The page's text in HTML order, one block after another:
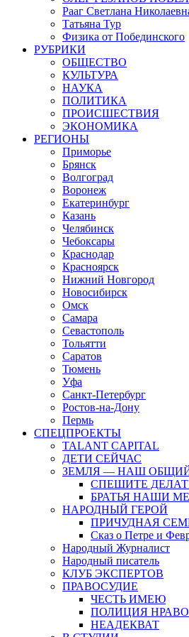
Рааг Светлана
Татьяна Тур
Физика от Побединского
РУБРИКИ
ОБЩЕСТВО
КУЛЬТУРА
НАУКА
ПОЛИТИКА
ПРОИСШЕСТВИЯ
ЭКОНОМИКА
РЕГИОНЫ
Приморье
Брянск
Волгоград
Воронеж
Екатеринбург
Казань
Челябинск
Чебоксары
Краснодар
Красноярск
Нижний Новгород
Новосибирск
Омск
Самара
Севастополь
Тольятти
Саратов
Тюмень
Уфа
Санкт-Петербург
Ростов-на-Дону
Пермь
СПЕЦПРОЕКТЫ
TALANT CAPITAL
ДЕТИ СЕЙЧАС
ЗЕМЛЯ — НАШ
СПЕШИТЕ
БРАТЬЯ НАШИ
НАРОДНЫЙ ГЕРОЙ
ПРИЧУДНАЯ
Сказ о Петре и
Народный Журналист
Народный писатель
КЛУБ ЭКСПЕРТОВ
ПРАВОСУДИЕ
ЧЕСТЬ ИМЕЮ
ПОЛИЦИЯ
НЕАДЕКВАТ